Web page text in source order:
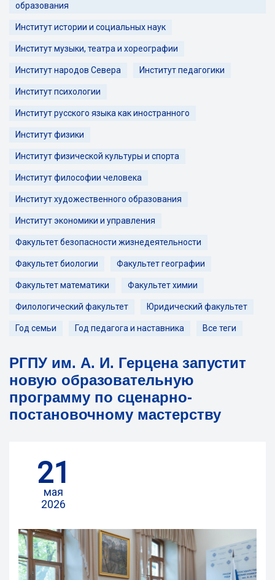
образования
Институт истории и социальных наук
Институт музыки, театра и хореографии
Институт народов Севера Институт педагогики
Институт психологии
Институт русского языка как иностранного
Институт физики
Институт физической культуры и спорта
Институт философии человека
Институт художественного образования
Институт экономики и управления
Факультет безопасности жизнедеятельности
Факультет биологии Факультет географии
Факультет математики Факультет химии
Филологический факультет Юридический факультет
Год семьи Год педагога и наставника Все теги
РГПУ им. А. И. Герцена запустит
новую образовательную
программу по сценарно-
постановочному мастерству
21
мая
2026